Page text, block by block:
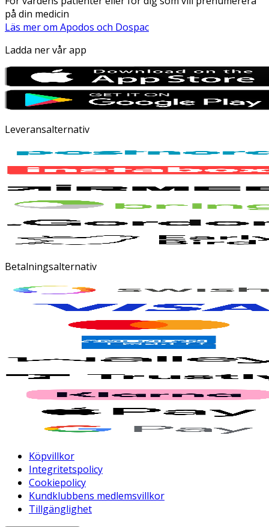
på din medicin
Läs mer om Apodos och Dospac
Ladda ner vår app
Leveransalternativ
Betalningsalternativ
Köpvillkor
Integritetspolicy
Cookiepolicy
Kundklubbens medlemsvillkor
Tillgänglighet